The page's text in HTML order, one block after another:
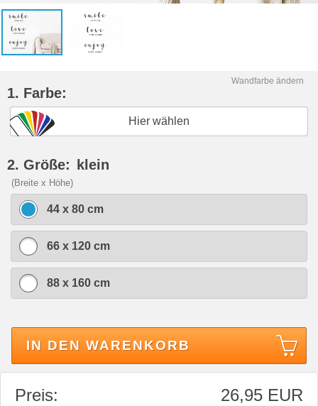
Wandfarbe ändern
1. Farbe:
Hier wählen
2. Größe: klein
(Breite x Höhe)
44 x 80 cm
66 x 120 cm
88 x 160 cm
IN DEN WARENKORB
Preis: 26,95 EUR